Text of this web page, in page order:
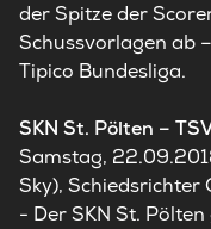
der Spitze der
Schussvorlagen ab
Tipico Bundesliga.
SKN St. Pölten –
Samstag,
Sky),
- Der SKN St.